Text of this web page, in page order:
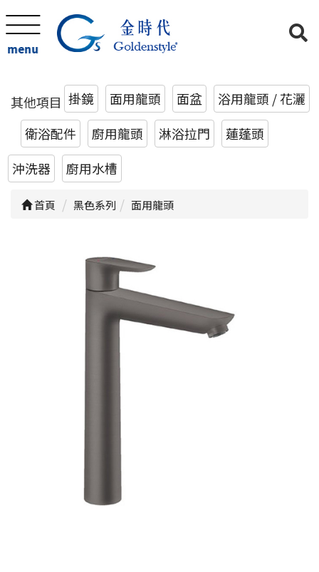
menu
其他項目 掛鏡 面用龍頭 面盆
浴用龍頭 / 花灑
衛浴配件
廚用龍頭 淋浴拉門
蓮蓬頭
沖洗器
廚用水槽
首頁 黑色系列 面用龍頭